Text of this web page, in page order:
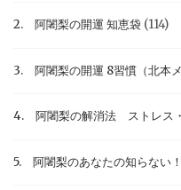
2. 阿闍梨の開運 知恵袋 (114)
3. 阿闍梨の開運 8習慣（北本メ
4. 阿闍梨の解消法 ストレス
5. 阿闍梨のあなたの知らない